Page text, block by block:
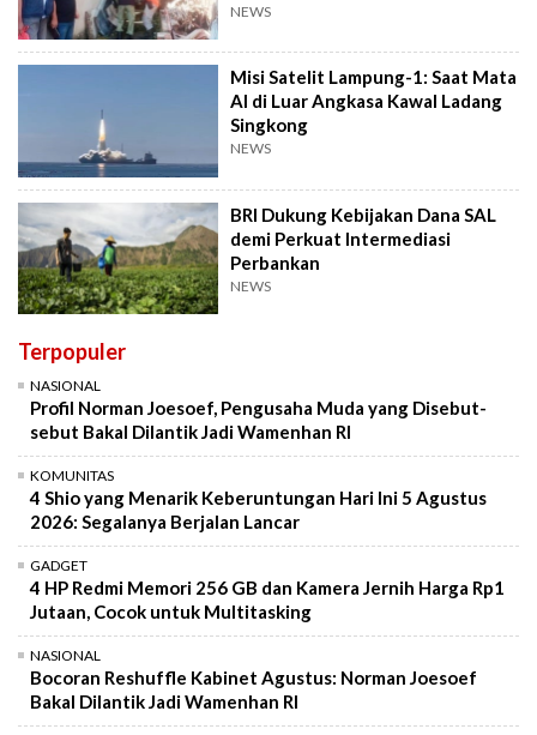
NEWS
Misi Satelit Lampung-1: Saat Mata
AI di Luar Angkasa Kawal Ladang
Singkong
NEWS
BRI Dukung Kebijakan Dana SAL
demi Perkuat Intermediasi
Perbankan
NEWS
Terpopuler
NASIONAL
Profil Norman Joesoef, Pengusaha Muda yang Disebut-
sebut Bakal Dilantik Jadi Wamenhan RI
KOMUNITAS
4 Shio yang Menarik Keberuntungan Hari Ini 5 Agustus
2026: Segalanya Berjalan Lancar
GADGET
4 HP Redmi Memori 256 GB dan Kamera Jernih Harga Rp1
Jutaan, Cocok untuk Multitasking
NASIONAL
Bocoran Reshuffle Kabinet Agustus: Norman Joesoef
Bakal Dilantik Jadi Wamenhan RI